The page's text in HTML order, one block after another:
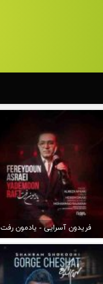
فریدون آسرایی - یادمون رفت